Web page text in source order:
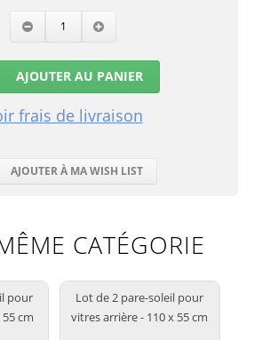
AJOUTER AU PANIER
frais de livraison
AJOUTER À MA WISH LIST
CATÉGORIE
pour
cm
Lot de 2 pare-soleil pour
vitres arrière - 110 x 55 cm